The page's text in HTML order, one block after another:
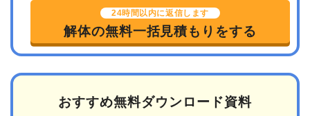
24時間以内に返信します
解体の無料一括見積もりをする
おすすめ無料ダウンロード資料